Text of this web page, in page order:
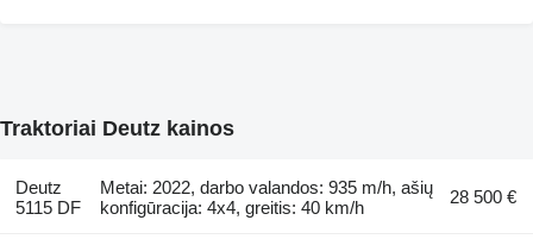
Traktoriai Deutz kainos
Deutz
5115 DF
Metai: 2022, darbo valandos: 935 m/h, ašių
konfigūracija: 4x4, greitis: 40 km/h
28 500 €